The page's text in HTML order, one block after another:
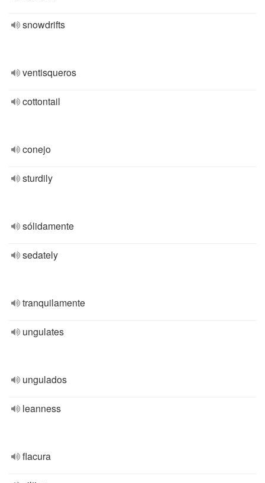
snowdrifts
ventisqueros
cottontail
conejo
sturdily
sólidamente
sedately
tranquilamente
ungulates
ungulados
leanness
flacura